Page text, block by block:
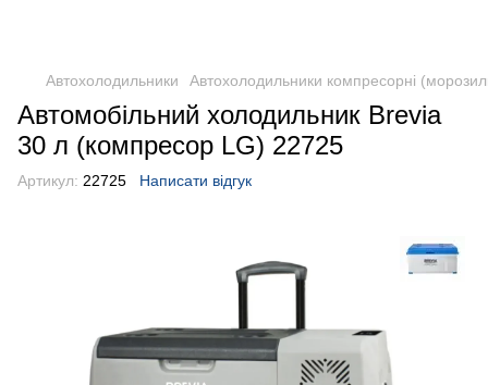
Автохолодильники Автохолодильники компресорні
Автомобільний холодильник Brevia
30 л (компресор LG) 22725
Артикул: 22725 Написати відгук